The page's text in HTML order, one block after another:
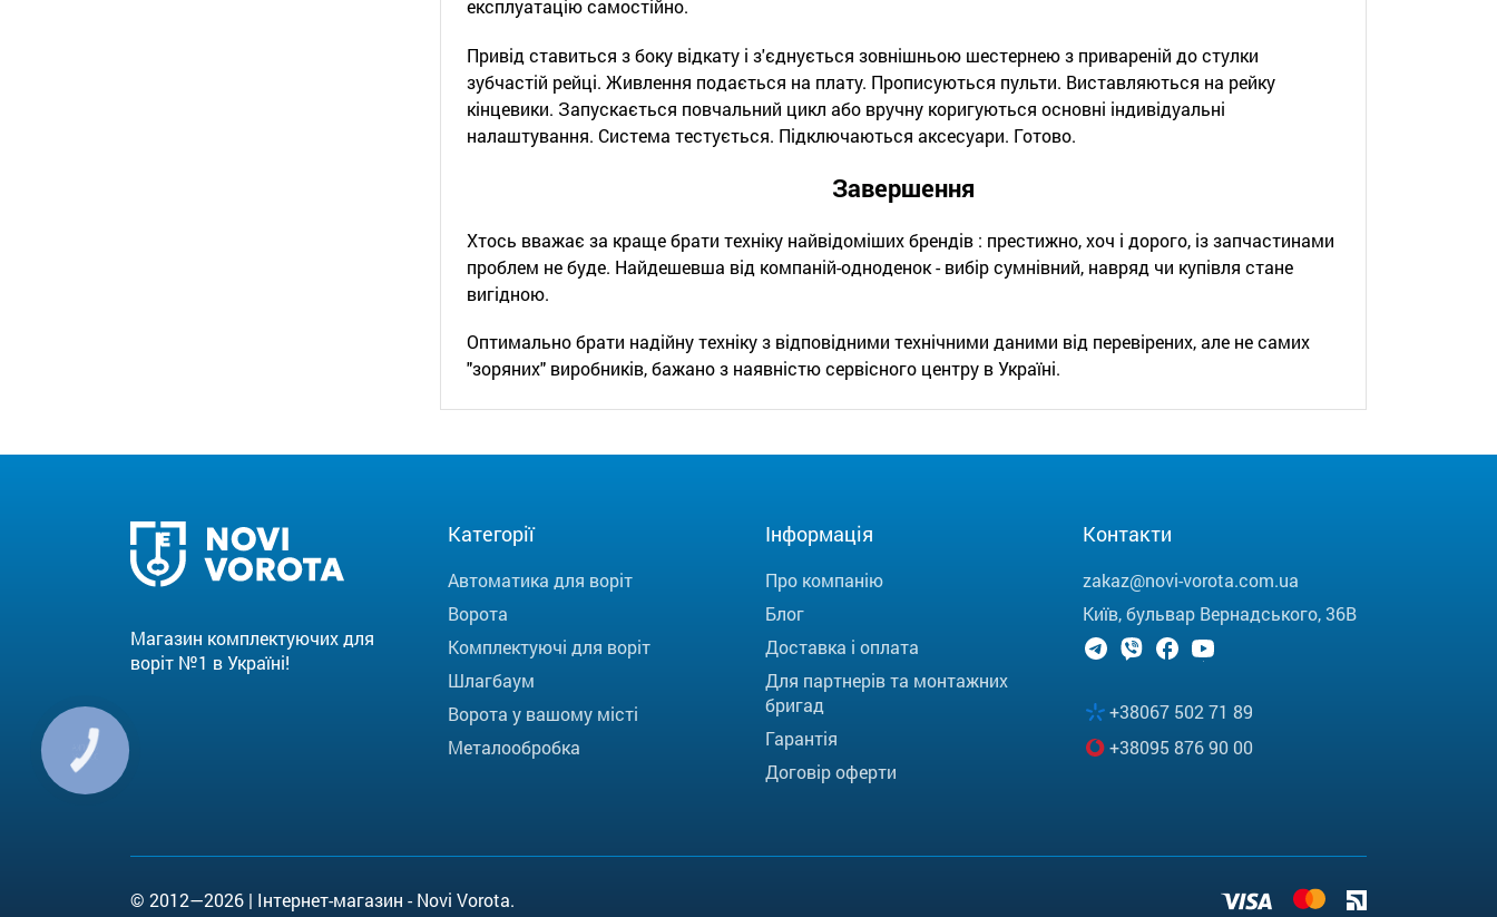
експлуатацію самостійно.
Привід ставиться з боку відкату і з'єднується зовнішньою шестернею з привареній до стулки
зубчастій рейці. Живлення подається на плату. Прописуються пульти. Виставляються на рейку
кінцевики. Запускається повчальний цикл або вручну коригуються основні індивідуальні
налаштування. Система тестується. Підключаються аксесуари. Готово.
Завершення
Хтось вважає за краще брати техніку найвідоміших брендів : престижно, хоч і дорого, із запчастинами
проблем не буде. Найдешевша від компаній-одноденок - вибір сумнівний, навряд чи купівля стане
вигідною.
Оптимально брати надійну техніку з відповідними технічними даними від перевірених, але не самих
"зоряних" виробників, бажано з наявністю сервісного центру в Україні.
Магазин комплектуючих для
воріт №1 в Україні!
Категорії
Автоматика для воріт
Ворота
Комплектуючі для воріт
Шлагбаум
Ворота у вашому місті
Металообробка
Інформація
Про компанію
Блог
Доставка і оплата
Для партнерів та монтажних
бригад
Гарантія
Договір оферти
Контакти
zakaz@novi-vorota.com.ua
Київ, бульвар Вернадського, 36В
+38067 502 71 89
+38095 876 90 00
© 2012—2026 | Інтернет-магазин - Novi Vorota.
КНОПКА
ЗВ'ЯЗКУ